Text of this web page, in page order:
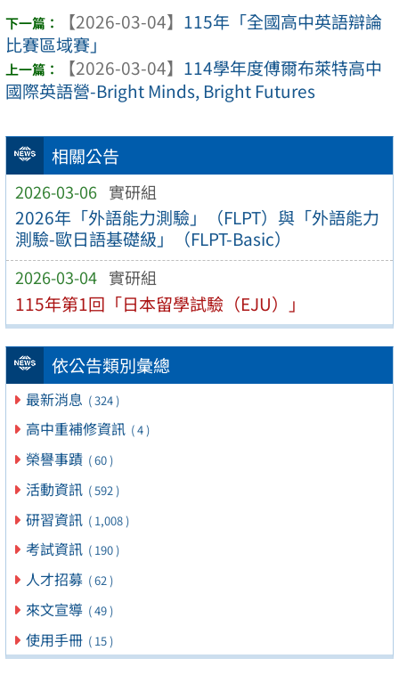
相關公告
2026-03-06 實研組
2026年「外語能力測驗」（FLPT）與「外語能力
測驗-歐日語基礎級」（FLPT-Basic）
2026-03-04 實研組
115年第1回「日本留學試驗（EJU）」
依公告類別彙總
最新消息 ( 324 )
高中重補修資訊 ( 4 )
榮譽事蹟 ( 60 )
活動資訊 ( 592 )
研習資訊 ( 1,008 )
考試資訊 ( 190 )
人才招募 ( 62 )
來文宣導 ( 49 )
使用手冊 ( 15 )
【2026-03-04】 115年「全國高中英語辯論
比賽區域賽」
【2026-03-04】 114學年度傅爾布萊特高中
國際英語營-Bright Minds, Bright Futures